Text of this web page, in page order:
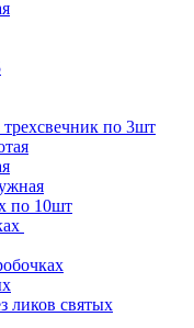
по 3шт
по 10шт
ликов святых